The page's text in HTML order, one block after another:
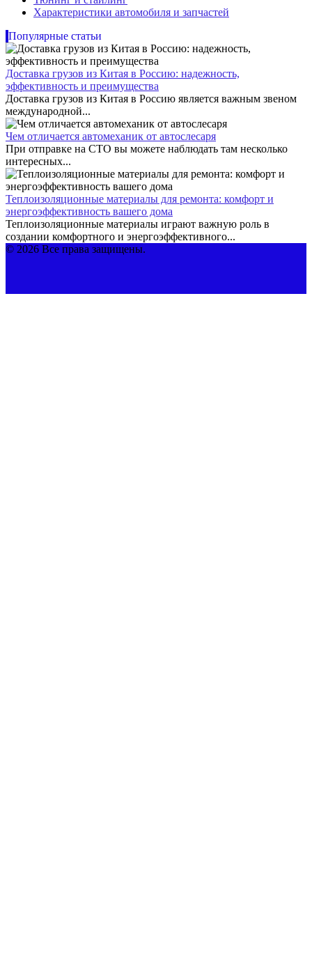
Характеристики автомобиля и запчастей
Популярные статьи
Доставка грузов из Китая в Россию: надежность,
эффективность и преимущества
Доставка грузов из Китая в Россию является важным звеном
международной...
Чем отличается автомеханик от автослесаря
При отправке на СТО вы можете наблюдать там несколько
интересных...
Теплоизоляционные материалы для ремонта: комфорт и
энергоэффективность вашего дома
Теплоизоляционные материалы играют важную роль в
создании комфортного и энергоэффективного...
© 2026 Все права защищены.